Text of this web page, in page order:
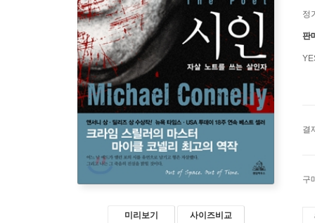
미리보기 사이즈비교
정
판
결
구